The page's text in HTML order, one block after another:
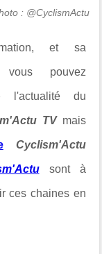
: @CyclismActu
et sa
pouvez
l'actualité du
TV mais
Cyclism'Actu
sont à
ces chaines en